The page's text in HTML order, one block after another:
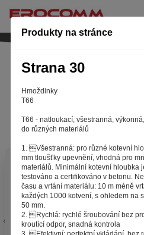
Produkty na stránce
Strana 30
Hmoždinky
T66
T66 - natloukací, všestranná, výkonná,
do různých materiálů
1. Všestranná: pro různé kotevní
mm tloušťky upevnění, vhodná pro
materiálů. Minimální kotevní hloubka
testováno a certifikováno v betonu.
času a vrtání materiálu: 10 m méně
každých 1000 kotvení, s ohledem na
50 mm.
2. Rychlá: rychlé šroubování bez
kroutící odpor, snadná kontrola
Aby web fungoval tak,
s
Záleží nám na tom, aby pro vás
zážitkem. Abyste na našich
hledáte, ušetřili spoustu
reklamy na věci, které vás